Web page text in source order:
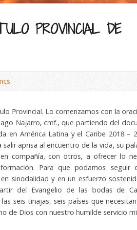
PROVINCIAL DE
Provincial. Lo comenzamos con la
Najarro, cmf., que partiendo del
en América Latina y el Caribe 2018 –
aprisa al encuentro de la vida, su
compañía, con otros, a ofrecer lo
Para que podamos seguir
sinodalidad y en un esfuerzo
del Evangelio de las bodas de
seis tinajas, seis países que
de Dios con nuestro humilde servicio